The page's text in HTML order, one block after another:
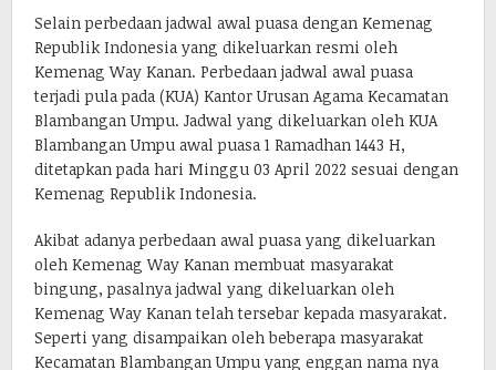
Selain perbedaan jadwal awal puasa dengan Kemenag
Republik Indonesia yang dikeluarkan resmi oleh
Kemenag Way Kanan. Perbedaan jadwal awal puasa
terjadi pula pada (KUA) Kantor Urusan Agama Kecamatan
Blambangan Umpu. Jadwal yang dikeluarkan oleh KUA
Blambangan Umpu awal puasa 1 Ramadhan 1443 H,
ditetapkan pada hari Minggu 03 April 2022 sesuai dengan
Kemenag Republik Indonesia.
Akibat adanya perbedaan awal puasa yang dikeluarkan
oleh Kemenag Way Kanan membuat masyarakat
bingung, pasalnya jadwal yang dikeluarkan oleh
Kemenag Way Kanan telah tersebar kepada masyarakat.
Seperti yang disampaikan oleh beberapa masyarakat
Kecamatan Blambangan Umpu yang enggan nama nya